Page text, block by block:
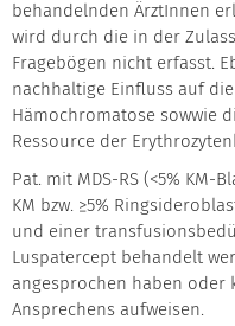
behandelnden ÄrztInnen
wird durch die in der
Fragebögen nicht erfasst.
nachhaltige Einfluss auf
Hämochromatose sowwie
Ressource der
Pat. mit MDS-RS (<5% KM-
KM bzw. ≥5%
und einer
Luspatercept behandelt
angesprochen haben oder
Ansprechens aufweisen.